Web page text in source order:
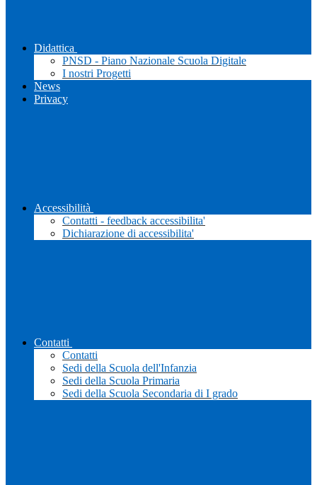
Didattica
PNSD - Piano Nazionale Scuola Digitale
I nostri Progetti
News
Privacy
Accessibilità
Contatti - feedback accessibilita'
Dichiarazione di accessibilita'
Contatti
Contatti
Sedi della Scuola dell'Infanzia
Sedi della Scuola Primaria
Sedi della Scuola Secondaria di I grado